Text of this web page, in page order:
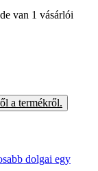
van 1 vásárlói
a termékről.
dolgai egy